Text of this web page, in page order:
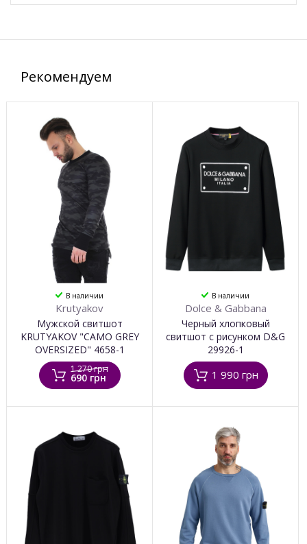
Рекомендуем
В наличии
Krutyakov
Мужской свитшот
KRUTYAKOV "CAMO GREY
OVERSIZED" 4658-1
1 270 грн
690 грн
В наличии
Dolce & Gabbana
Черный хлопковый
свитшот с рисунком D&G
29926-1
1 990 грн